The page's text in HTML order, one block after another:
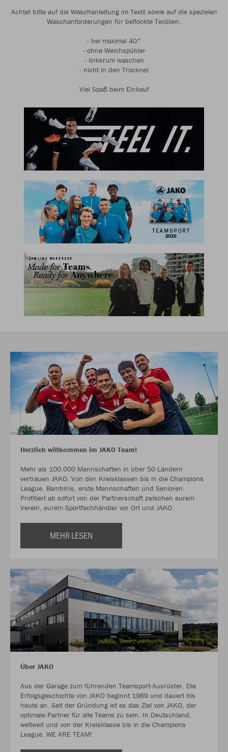
Achtet bitte auf die Waschanleitung im Textil sowie auf die spezielen
Waschanforderungen für beflockte Textilien.
- bei maximal 40°
- ohne Weichspühler
- linksrum waschen
- nicht in den Trockner
Viel Spaß beim Einkauf
Herzlich willkommen im JAKO Team!
Mehr als 100.000 Mannschaften in über 50 Ländern
vertrauen JAKO. Von den Kreisklassen bis in die Champions
League. Bambinis, erste Mannschaften und Senioren.
Profitiert ab sofort von der Partnerschaft zwischen eurem
Verein, eurem Sportfachhändler vor Ort und JAKO.
MEHR LESEN
Über JAKO
Aus der Garage zum führenden Teamsport-Ausrüster. Die
Erfolgsgeschichte von JAKO beginnt 1989 und dauert bis
heute an. Seit der Gründung ist es das Ziel von JAKO, der
optimale Partner für alle Teams zu sein. In Deutschland,
weltweit und von der Kreisklasse bis in die Champions
League. WE ARE TEAM!